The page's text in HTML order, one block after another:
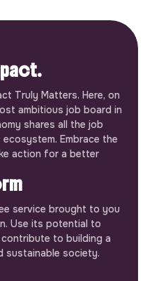
Truly Matters. Here, on
ambitious job board in
shares all the job
Embrace the
action for a better
service brought to you
Use its potential to
to building a
sustainable society.